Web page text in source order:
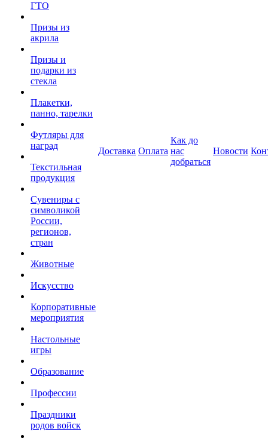
ГТО
Призы из
акрила
Призы и
подарки из
стекла
Плакетки,
панно, тарелки
Футляры для
наград
Текстильная
продукция
Сувениры с
символикой
России,
регионов,
стран
Животные
Искусство
Корпоративные
мероприятия
Настольные
игры
Образование
Профессии
Праздники
родов войск
Доставка Оплата
Как до
нас
добраться
Новости